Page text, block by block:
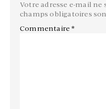
Votre adresse e-mail ne
champs obligatoires
Commentaire*